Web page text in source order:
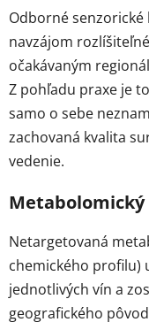
Odborné
navzájom
očakávaným
Z pohľadu praxe je
samo o sebe
zachovaná kvalita
vedenie.
Metabolomický
Netargetovaná
chemického profilu)
jednotlivých vín a
geografického